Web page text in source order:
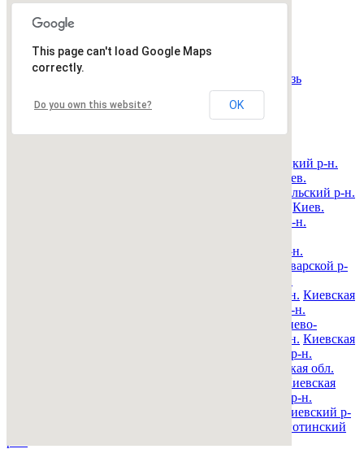
This page can't load Google Maps
correctly.
Do you own this website? OK
Всего0объявлений.
Страница: « назад 1 вперед »
Все рубрики|
|
Обратная связь
Недвижимость Киева и области
Киев. Дарницкий р-н.
Киев.
Киев. Подольский р-н.
Киев.
Киевская обл. Барышевский р-н.
Киевская обл. Бориспольский р-н.
Киевская обл. Броварской р-
Киевская обл. Вышгородский р-н. Киевская
Киевская обл. Иванковский р-н.
Киевская обл. Киево-
Киевская обл. Макаровский р-н. Киевская
Киевская обл. Обуховский р-н.
Киевская обл.
Киевская
Киевская обл. Ставищенский р-н.
Киевская обл. Тетиевский р-
Киевская обл. Яготинский